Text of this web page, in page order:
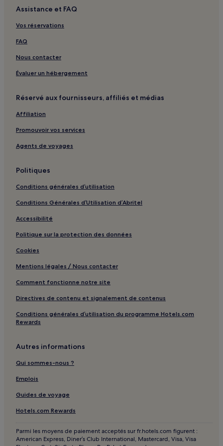
Château de Hac : hôtels à proximité
Gr de Pays Tour de Brocéliande : hôtels à proximité
Villeneuve : hôtels
Torigné : hôtels
Le Landry : hôtels
Centre-Ville de Rennes : hôtels 3 étoiles
Centre-Ville de Rennes : hôtels 4 étoiles
Centre-Ville de Rennes : hôtels Hôtels familiaux
Val d'Ille-Aubigné : hôtels
Montfort Communauté : hôtels
Saint-Méen Montauban : hôtels
Liffré-Cormier Communauté : hôtels
Vallons de Haute-Bretagne Communauté : hôtels
Pays de Châteaugiron Communauté : hôtels
Rennes Métropole : hôtels
Département d’Ille-et-Vilaine : hôtels Hôtels avec parking
Département d’Ille-et-Vilaine : hôtels Hôtels avec Wi-Fi
Département d’Ille-et-Vilaine : hôtels Hôtels familiaux
Département d’Ille-et-Vilaine : hôtels
Assistance et FAQ
Vos réservations
FAQ
Nous contacter
Évaluer un hébergement
Réservé aux fournisseurs, affiliés et médias
Affiliation
Promouvoir vos services
Agents de voyages
Politiques
Conditions générales d’utilisation
Conditions Générales d’Utilisation d’Abritel
Accessibilité
Politique sur la protection des données
Cookies
Mentions légales / Nous contacter
Comment fonctionne notre site
Directives de contenu et signalement de contenus
Conditions générales d’utilisation du programme Hotels.com
Rewards
Autres informations
Qui sommes-nous ?
Emplois
Guides de voyage
Hotels.com Rewards
Parmi les moyens de paiement acceptés sur fr.hotels.com figurent :
American Express, Diner’s Club International, Mastercard, Visa, Visa